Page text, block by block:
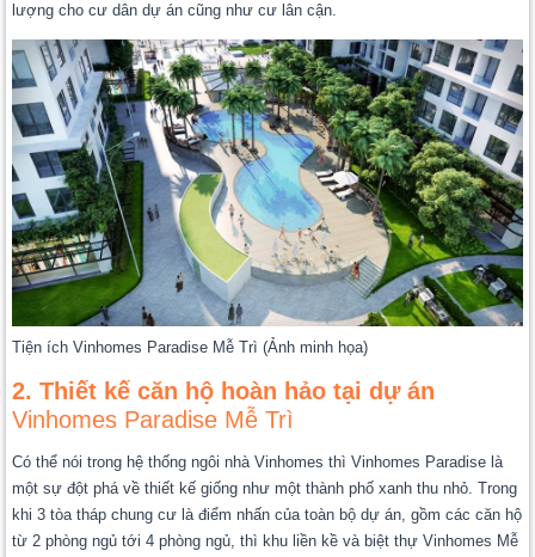
lượng cho cư dân dự án cũng như cư lân cận.
Tiện ích Vinhomes Paradise Mễ Trì (Ảnh minh họa)
2. Thiết kế căn hộ hoàn hảo tại dự án
Vinhomes Paradise Mễ Trì
Có thể nói trong hệ thống ngôi nhà Vinhomes thì Vinhomes Paradise là
một sự đột phá về thiết kế giống như một thành phố xanh thu nhỏ. Trong
khi 3 tòa tháp chung cư là điểm nhấn của toàn bộ dự án, gồm các căn hộ
từ 2 phòng ngủ tới 4 phòng ngủ, thì khu liền kề và biệt thự Vinhomes Mễ